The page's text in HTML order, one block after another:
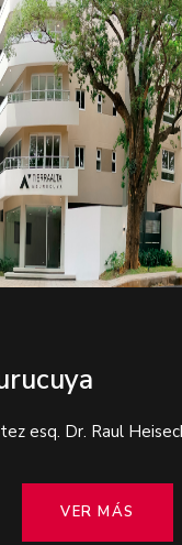
esq. Dr. Raul
VER MÁS